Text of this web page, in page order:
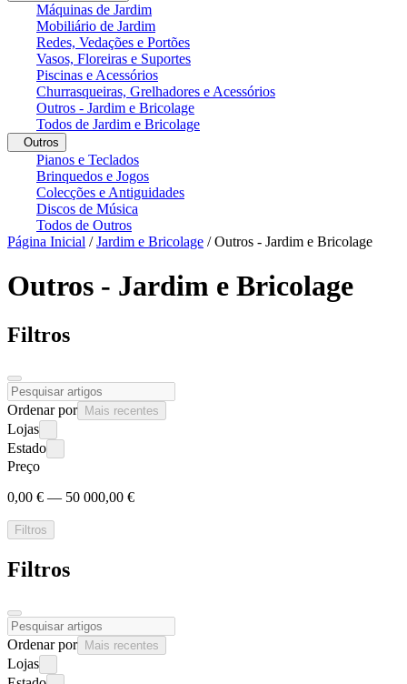
Máquinas de Jardim
Mobiliário de Jardim
Redes, Vedações e Portões
Vasos, Floreiras e Suportes
Piscinas e Acessórios
Churrasqueiras, Grelhadores e Acessórios
Outros - Jardim e Bricolage
Todos de Jardim e Bricolage
Outros
Pianos e Teclados
Brinquedos e Jogos
Colecções e Antiguidades
Discos de Música
Todos de Outros
Página Inicial /Jardim e Bricolage /Outros - Jardim e Bricolage
Outros - Jardim e Bricolage
Filtros
Ordenar por Mais recentes
Lojas
Estado
Preço
0,00 € — 50 000,00 €
Filtros
Filtros
Ordenar por Mais recentes
Lojas